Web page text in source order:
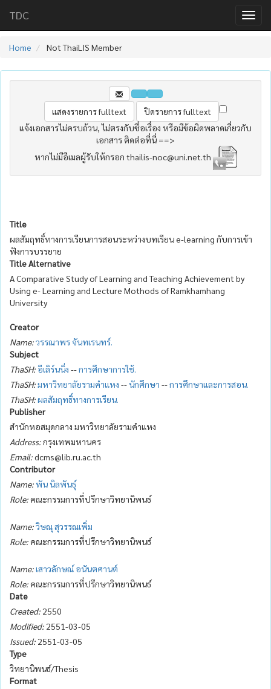
TDC
Home Not ThaiLIS Member
แจ้งเอกสารไม่ครบถ้วน, ไม่ตรงกับชื่อเรื่อง หรือมีข้อผิดพลาดเกี่ยวกับ
เอกสาร ติดต่อที่นี่ ==>
หากไม่มีอีเมลผู้รับให้กรอก thailis-noc@uni.net.th
Title
ผลสัมฤทธิ์ทางการเรียนการสอนระหว่างบทเรียน e-learning กับการเข้า
ฟังการบรรยาย
Title Alternative
A Comparative Study of Learning and Teaching Achievement by
Using e- Learning and Lecture Mothods of Ramkhamhang
University
Creator
Name:วรรณาพร จันทเรนทร์.
Subject
ThaSH: อีเลิร์นนิ่ง --การศึกษาการใช้.
ThaSH:มหาวิทยาลัยรามคำแหง --นักศึกษา --การศึกษาและการสอน.
ThaSH:ผลสัมฤทธิ์ทางการเรียน.
Publisher
สำนักหอสมุดกลาง มหาวิทยาลัยรามคำแหง
Address:กรุงเทพมหานคร
Email:dcms@lib.ru.ac.th
Contributor
Name:พัน นิลพันธุ์
Role: คณะกรรมการที่ปรึกษาวิทยานิพนธ์
Name:วิษณุ สุวรรณเพิ่ม
Role: คณะกรรมการที่ปรึกษาวิทยานิพนธ์
Name:เสาวลักษณ์ อนันตศานต์
Role: คณะกรรมการที่ปรึกษาวิทยานิพนธ์
Date
Created: 2550
Modified: 2551-03-05
Issued: 2551-03-05
Type
วิทยานิพนธ์/Thesis
Format